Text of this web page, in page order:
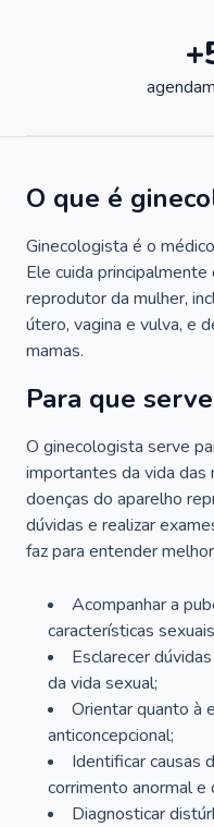
O que é
Ginecologista é o
Ele cuida
reprodutor da mulher,
útero, vagina e vulva, e
mamas.
Para que
O ginecologista serve
importantes da vida das
doenças do aparelho
dúvidas e realizar
faz para entender
Acompanhar a
características
Esclarecer
da vida sexual;
Orientar quanto à
anticoncepcional;
Identificar causas
corrimento anormal e
Diagnosticar